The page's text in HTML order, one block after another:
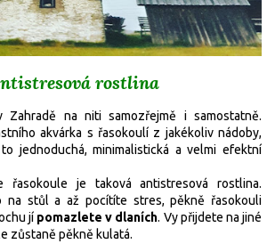
rostlina
Zahradě na niti samozřejmě i samostatně.
akvárka s řasokoulí z jakékoliv nádoby,
jednoduchá, minimalistická a velmi efektní
je taková antistresová rostlina.
na stůl a až pocítíte stres, pěkně řasokouli
jí pomazlete v dlaních. Vy přijdete na jiné
zůstaně pěkně kulatá.